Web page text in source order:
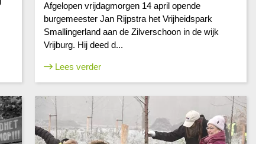
Afgelopen vrijdagmorgen 14 april opende
burgemeester Jan Rijpstra het Vrijheidspark
Smallingerland aan de Zilverschoon in de wijk
Vrijburg. Hij deed d...
Lees verder